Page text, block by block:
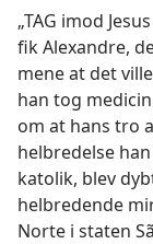
„TAG imod
fik Alexandre,
mene at det
han tog
om at hans tro
helbredelse
katolik, blev
helbredende
Norte i staten